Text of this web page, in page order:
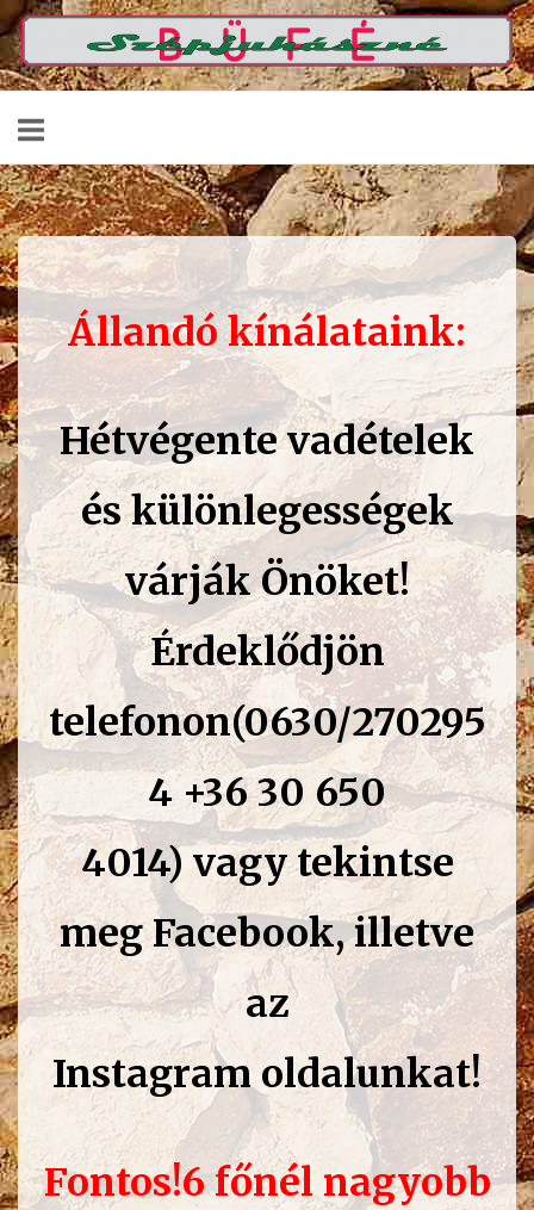
Skip
to
content
Home
Állandó kínálataink:
Hétvégente vadételek
és különlegességek
várják Önöket!
Érdeklődjön
telefonon(0630/270295
4 +36 30 650
4014) vagy tekintse
meg Facebook, illetve
az
Instagram oldalunkat!
Fontos!6 főnél nagyobb